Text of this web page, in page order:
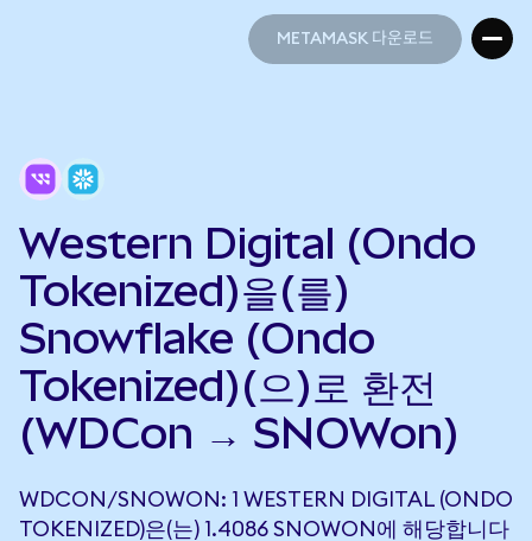
METAMASK 다운로드
Western Digital (Ondo
Tokenized)을(를)
Snowflake (Ondo
Tokenized)(으)로 환전
(WDCon → SNOWon)
WDCON/SNOWON: 1 WESTERN DIGITAL (ONDO
TOKENIZED)은(는) 1.4086 SNOWON에 해당합니다